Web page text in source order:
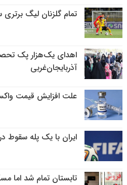
تمام گلزنان لیگ‌ برتری
اهدای یک‌هزار پک
آذربایجان‌غربی
علت افزایش قیمت
ایران با یک پله سقوط
تابستان تمام شد اما